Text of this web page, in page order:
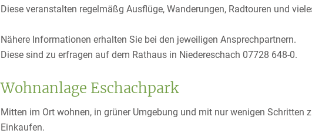
Diese veranstalten regelmäßg Ausflüge, Wanderungen, Radtouren und
Nähere Informationen erhalten Sie bei den jeweiligen Ansprechpartnern.
Diese sind zu erfragen auf dem Rathaus in Niedereschach 07728 648-0.
Wohnanlage Eschachpark
Mitten im Ort wohnen, in grüner Umgebung und mit nur wenigen Schritten
Einkaufen.